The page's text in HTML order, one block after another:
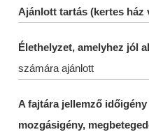
Ajánlott tartás (kertes ház
Élethelyzet, amelyhez jól
számára ajánlott
A fajtára jellemző
mozgásigény,